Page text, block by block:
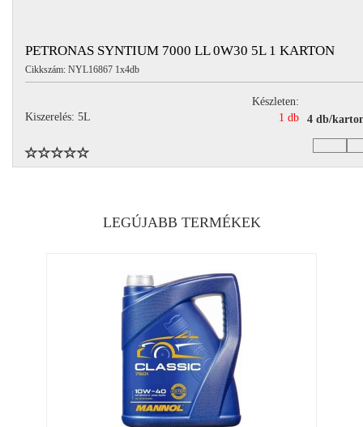
PETRONAS SYNTIUM 7000 LL 0W30 5L 1 KARTON
Cikkszám: NYL16867 1x4db
Kiszerelés: 5L
Készleten:
1 db
4 db/
LEGÚJABB TERMÉKEK